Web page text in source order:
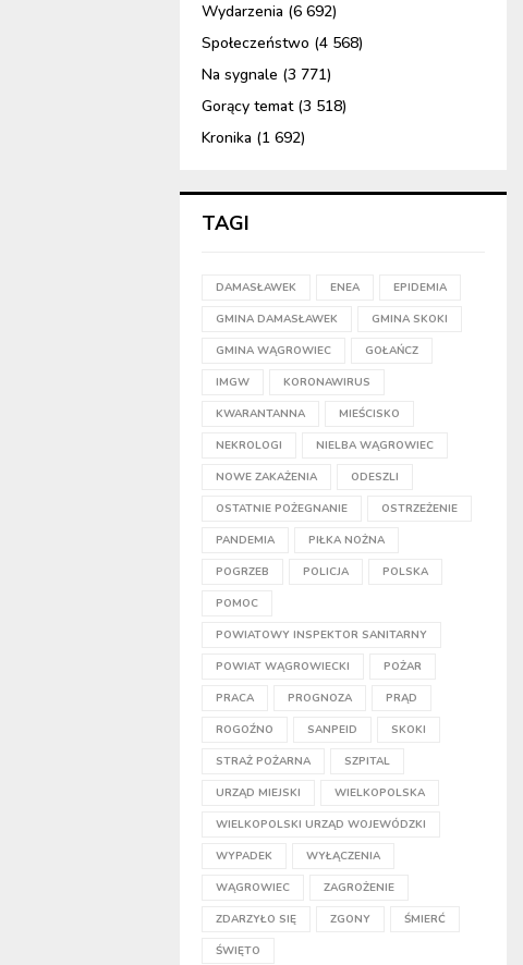
Wydarzenia (6 692)
Społeczeństwo (4 568)
Na sygnale (3 771)
Gorący temat(3 518)
Kronika (1 692)
TAGI
DAMASŁAWEK ENEA EPIDEMIA
GMINA DAMASŁAWEK GMINA SKOKI
GMINA WĄGROWIEC GOŁAŃCZ
IMGW KORONAWIRUS
KWARANTANNA MIEŚCISKO
NEKROLOGI NIELBA WĄGROWIEC
NOWE ZAKAŻENIA ODESZLI
OSTATNIE POŻEGNANIE OSTRZEŻENIE
PANDEMIA PIŁKA NOŻNA
POGRZEB POLICJA POLSKA
POMOC
POWIATOWY INSPEKTOR SANITARNY
POWIAT WĄGROWIECKI POŻAR
PRACA PROGNOZA PRĄD
ROGOŹNO SANPEID SKOKI
STRAŻ POŻARNA SZPITAL
URZĄD MIEJSKI WIELKOPOLSKA
WIELKOPOLSKI URZĄD WOJEWÓDZKI
WYPADEK WYŁĄCZENIA
WĄGROWIEC ZAGROŻENIE
ZDARZYŁO SIĘ ZGONY ŚMIERĆ
ŚWIĘTO